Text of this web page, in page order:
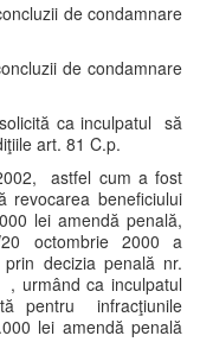
de condamnare
de condamnare
ca inculpatul să
art. 81 C.p.
astfel cum a fost
revocarea beneficiului
lei amendă penală,
octombrie 2000 a
decizia penală nr.
, urmând ca inculpatul
pentru infracţiunile
lei amendă penală